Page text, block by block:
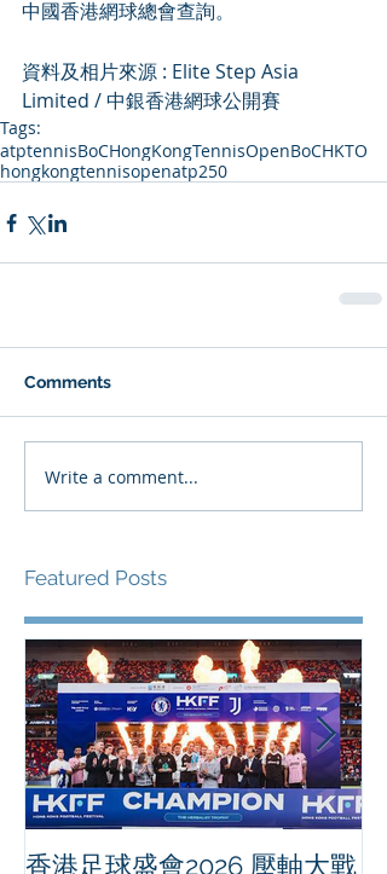
中國香港網球總會查詢。
資料及相片來源 : Elite Step Asia
Limited / 中銀香港網球公開賽
Tags:
atptennisBoCHongKongTennisOpenBoCHKTO
hongkongtennisopenatp250
Comments
Write a comment...
Featured Posts
香港足球盛會2026 壓軸大戰